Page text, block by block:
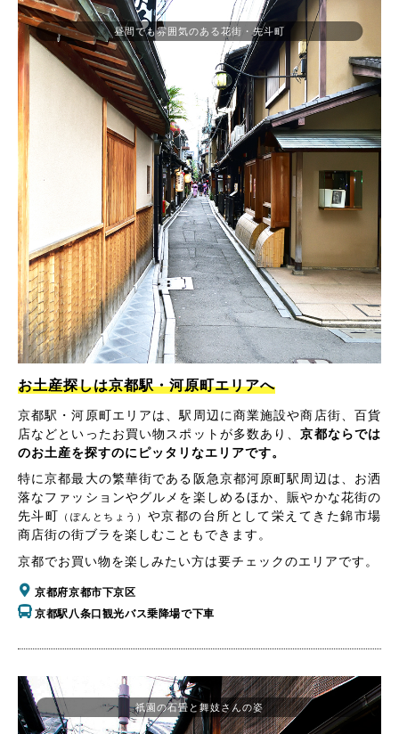
昼間でも雰囲気のある花街・先斗町
お土産探しは京都駅・河原町エリアへ
京都駅・河原町エリアは、駅周辺に商業施設や商店街、百貨
店などといったお買い物スポットが多数あり、京都ならでは
のお土産を探すのにピッタリなエリアです。
特に京都最大の繁華街である阪急京都河原町駅周辺は、お洒
落なファッションやグルメを楽しめるほか、賑やかな花街の
先斗町
（ぽんとちょう） や京都の台所として栄えてきた錦市場
商店街の街ブラを楽しむこともできます。
京都でお買い物を楽しみたい方は要チェックのエリアです。
京都府京都市下京区
京都駅八条口観光バス乗降場で下車
祇園の石畳と舞妓さんの姿